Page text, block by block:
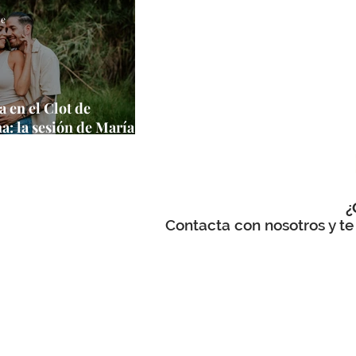
en el Clot de
la sesión de María
Contacta con nosotros y